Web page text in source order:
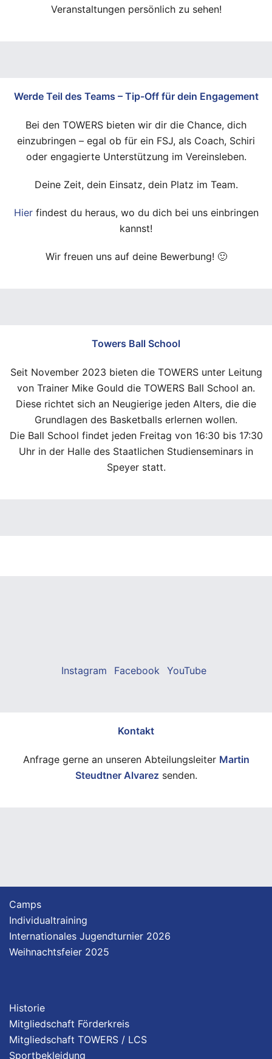
Veranstaltungen persönlich zu sehen!
Werde Teil des Teams – Tip-Off für dein Engagement
Bei den TOWERS bieten wir dir die Chance, dich
einzubringen – egal ob für ein FSJ, als Coach, Schiri
oder engagierte Unterstützung im Vereinsleben.
Deine Zeit, dein Einsatz, dein Platz im Team.
Hierfindest du heraus, wo du dich bei uns einbringen
kannst!
Wir freuen uns auf deine Bewerbung! 🙂
Towers Ball School
Seit November 2023 bieten die TOWERS unter Leitung
von Trainer Mike Gould die TOWERS Ball School an.
Diese richtet sich an Neugierige jeden Alters, die die
Grundlagen des Basketballs erlernen wollen.
Die Ball School findet jeden Freitag von 16:30 bis 17:30
Uhr in der Halle des Staatlichen Studienseminars in
Speyer statt.
Instagram Facebook YouTube
Kontakt
Anfrage gerne an unseren Abteilungsleiter Martin
Steudtner Alvarez senden.
Camps
Individualtraining
Internationales Jugendturnier 2026
Weihnachtsfeier 2025
Historie
Mitgliedschaft Förderkreis
Mitgliedschaft TOWERS / LCS
Sportbekleidung